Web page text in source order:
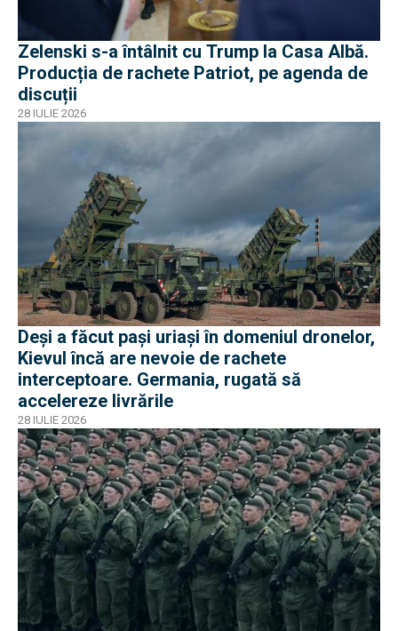
Zelenski s-a întâlnit cu Trump la Casa Albă.
Producția de rachete Patriot, pe agenda de
discuții
28 IULIE 2026
Deși a făcut pași uriași în domeniul dronelor,
Kievul încă are nevoie de rachete
interceptoare. Germania, rugată să
accelereze livrările
28 IULIE 2026